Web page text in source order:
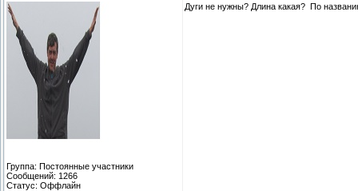
Группа: Постоянные участники
Сообщений: 1266
Статус: Оффлайн
Дуги не нужны? Длина какая? По